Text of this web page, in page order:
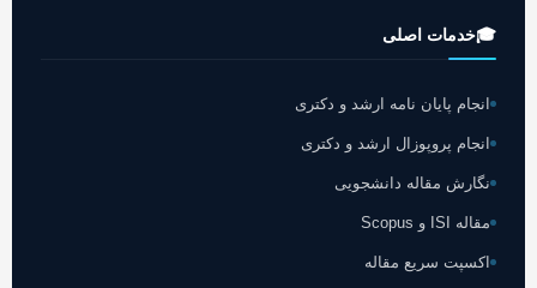
🎓خدمات اصلی
انجام پایان نامه ارشد و دکتری
انجام پروپوزال ارشد و دکتری
نگارش مقاله دانشجویی
مقاله ISI و Scopus
اکسپت سریع مقاله